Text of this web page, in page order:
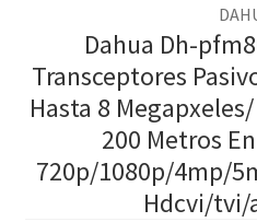
Dahua Dh-
Transceptores
Hasta 8
200 Metros
720p/1080p/4mp/
Hdcvi/tvi/